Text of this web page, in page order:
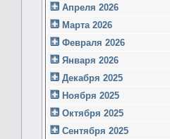
Апреля 2026
Марта 2026
Февраля 2026
Января 2026
Декабря 2025
Ноября 2025
Октября 2025
Сентября 2025